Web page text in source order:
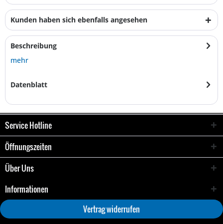
Kunden haben sich ebenfalls angesehen
Beschreibung
mehr
Datenblatt
Service Hotline
Öffnungszeiten
Über Uns
Informationen
Vertrag widerrufen